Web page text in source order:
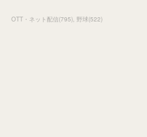
OTT・ネット配信(795) 野球(522)